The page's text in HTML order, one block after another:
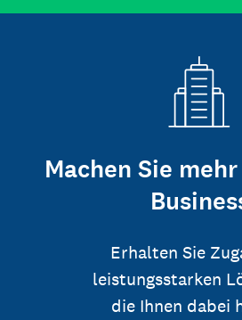
Machen Sie
Erhalten Sie
leistungsstarken
die Ihnen dabei